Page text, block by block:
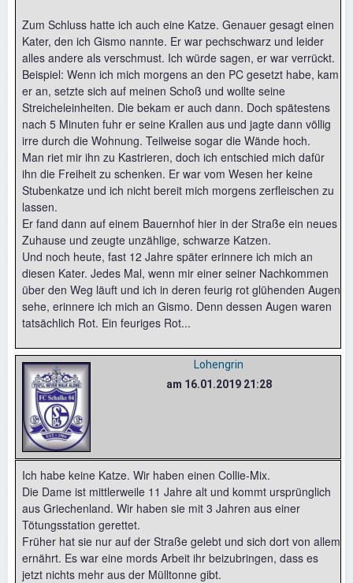
Zum Schluss hatte ich auch eine Katze. Genauer gesagt einen
Kater, den ich Gismo nannte. Er war pechschwarz und leider
alles andere als verschmust. Ich würde sagen, er war verrückt.
Beispiel: Wenn ich mich morgens an den PC gesetzt habe, kam
er an, setzte sich auf meinen Schoß und wollte seine
Streicheleinheiten. Die bekam er auch dann. Doch spätestens
nach 5 Minuten fuhr er seine Krallen aus und jagte dann völlig
irre durch die Wohnung. Teilweise sogar die Wände hoch.
Man riet mir ihn zu Kastrieren, doch ich entschied mich dafür
ihn die Freiheit zu schenken. Er war vom Wesen her keine
Stubenkatze und ich nicht bereit mich morgens zerfleischen zu
lassen.
Er fand dann auf einem Bauernhof hier in der Straße ein neues
Zuhause und zeugte unzählige, schwarze Katzen.
Und noch heute, fast 12 Jahre später erinnere ich mich an
diesen Kater. Jedes Mal, wenn mir einer seiner Nachkommen
über den Weg läuft und ich in deren feurig rot glühenden Augen
sehe, erinnere ich mich an Gismo. Denn dessen Augen waren
tatsächlich Rot. Ein feuriges Rot...
Lohengrin
am 16.01.2019 21:28
Ich habe keine Katze. Wir haben einen Collie-Mix.
Die Dame ist mittlerweile 11 Jahre alt und kommt ursprünglich
aus Griechenland. Wir haben sie mit 3 Jahren aus einer
Tötungsstation gerettet.
Früher hat sie nur auf der Straße gelebt und sich dort von allem
ernährt. Es war eine mords Arbeit ihr beizubringen, dass es
jetzt nichts mehr aus der Mülltonne gibt.